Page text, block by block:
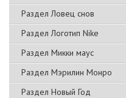
Раздел Ловец снов
Раздел Логотип Nike
Раздел Микки маус
Раздел Мэрилин Монро
Раздел Новый Год